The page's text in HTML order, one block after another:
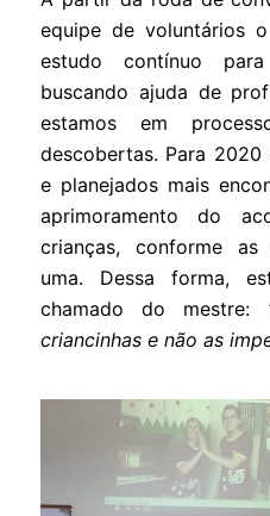
equipe de voluntários
estudo contínuo
buscando ajuda de
estamos em
descobertas. Para
e planejados mais
aprimoramento do
crianças, conforme as
uma. Dessa forma,
chamado do mestre:
criancinhas e não as